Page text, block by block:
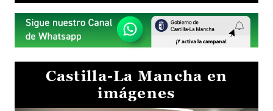
Castilla-La Mancha en
imágenes